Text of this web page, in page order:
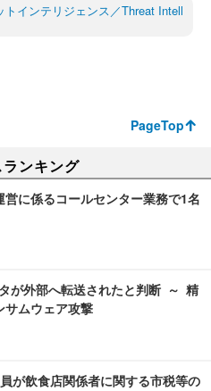
インテリジェンス／Threat Intell
PageTop
ランキング
営に係るコールセンター業務で1名
が外部へ転送されたと判断 ～ 精
サムウェア攻撃
が飲食店関係者に関する市税等の